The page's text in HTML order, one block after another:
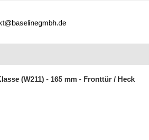
(W211) - 165 mm - Fronttür / Heck